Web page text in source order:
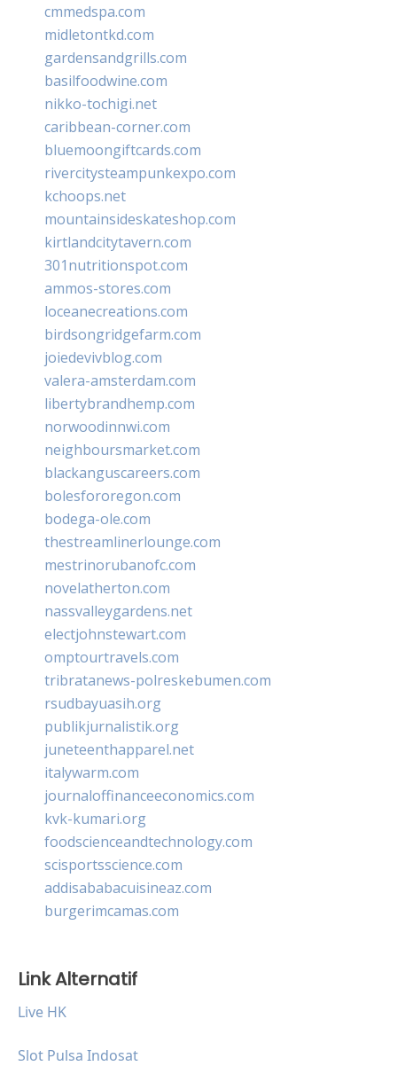
cmmedspa.com
midletontkd.com
gardensandgrills.com
basilfoodwine.com
nikko-tochigi.net
caribbean-corner.com
bluemoongiftcards.com
rivercitysteampunkexpo.com
kchoops.net
mountainsideskateshop.com
kirtlandcitytavern.com
301nutritionspot.com
ammos-stores.com
loceanecreations.com
birdsongridgefarm.com
joiedevivblog.com
valera-amsterdam.com
libertybrandhemp.com
norwoodinnwi.com
neighboursmarket.com
blackanguscareers.com
bolesfororegon.com
bodega-ole.com
thestreamlinerlounge.com
mestrinorubanofc.com
novelatherton.com
nassvalleygardens.net
electjohnstewart.com
omptourtravels.com
tribratanews-polreskebumen.com
rsudbayuasih.org
publikjurnalistik.org
juneteenthapparel.net
italywarm.com
journaloffinanceeconomics.com
kvk-kumari.org
foodscienceandtechnology.com
scisportsscience.com
addisababacuisineaz.com
burgerimcamas.com
Link Alternatif
Live HK
Slot Pulsa Indosat